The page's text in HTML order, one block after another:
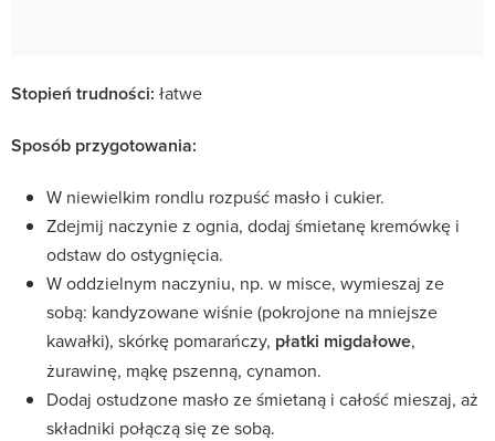
Stopień trudności: łatwe
Sposób przygotowania:
W niewielkim rondlu rozpuść masło i cukier.
Zdejmij naczynie z ognia, dodaj śmietanę kremówkę i
odstaw do ostygnięcia.
W oddzielnym naczyniu, np. w misce, wymieszaj ze
sobą: kandyzowane wiśnie (pokrojone na mniejsze
kawałki), skórkę pomarańczy, płatki migdałowe,
żurawinę, mąkę pszenną, cynamon.
Dodaj ostudzone masło ze śmietaną i całość mieszaj, aż
składniki połączą się ze sobą.